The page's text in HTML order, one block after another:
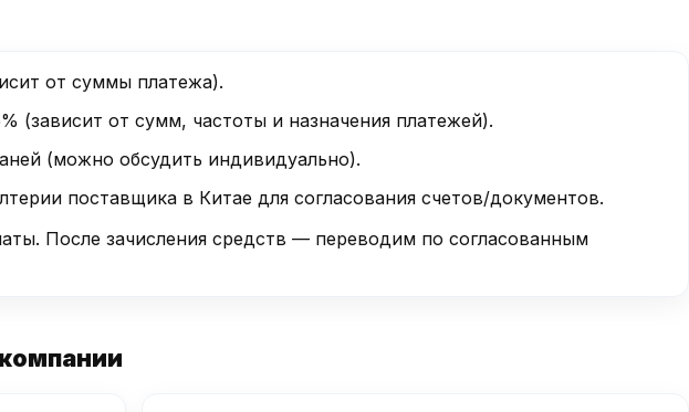
от суммы платежа).
(зависит от сумм, частоты и назначения платежей).
(можно обсудить индивидуально).
поставщика в Китае для согласования счетов/документов.
После зачисления средств — переводим по согласованным